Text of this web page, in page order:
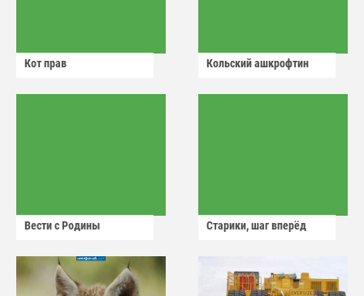
Кот прав Кольский ашкрофтин
Вести с Родины Старики, шаг вперёд